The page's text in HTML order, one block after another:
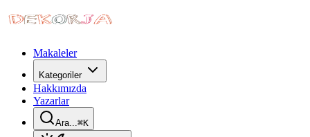
Makaleler
Kategoriler
Hakkımızda
Yazarlar
Ara...⌘K